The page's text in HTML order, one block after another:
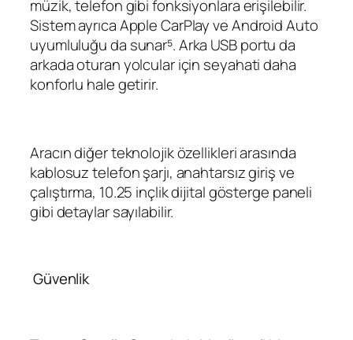
müzik, telefon gibi fonksiyonlara erişilebilir.
Sistem ayrıca Apple CarPlay ve Android Auto
uyumluluğu da sunar⁵. Arka USB portu da
arkada oturan yolcular için seyahati daha
konforlu hale getirir.
Aracın diğer teknolojik özellikleri arasında
kablosuz telefon şarjı, anahtarsız giriş ve
çalıştırma, 10.25 inçlik dijital gösterge paneli
gibi detaylar sayılabilir.
Güvenlik